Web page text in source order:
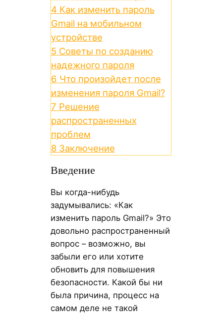
4 Как изменить пароль
Gmail на мобильном
устройстве
5 Советы по созданию
надежного пароля
6 Что произойдет после
изменения пароля Gmail?
7 Решение
распространенных
проблем
8 Заключение
Введение
Вы когда-нибудь
задумывались: «Как
изменить пароль Gmail?» Это
довольно распространенный
вопрос – возможно, вы
забыли его или хотите
обновить для повышения
безопасности. Какой бы ни
была причина, процесс на
самом деле не такой